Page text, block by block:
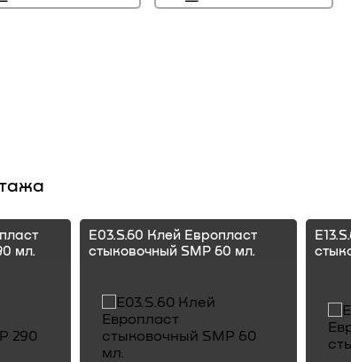
мл.
E03.S.60 Клей Европласт
стыковочный SMP 60 мл.